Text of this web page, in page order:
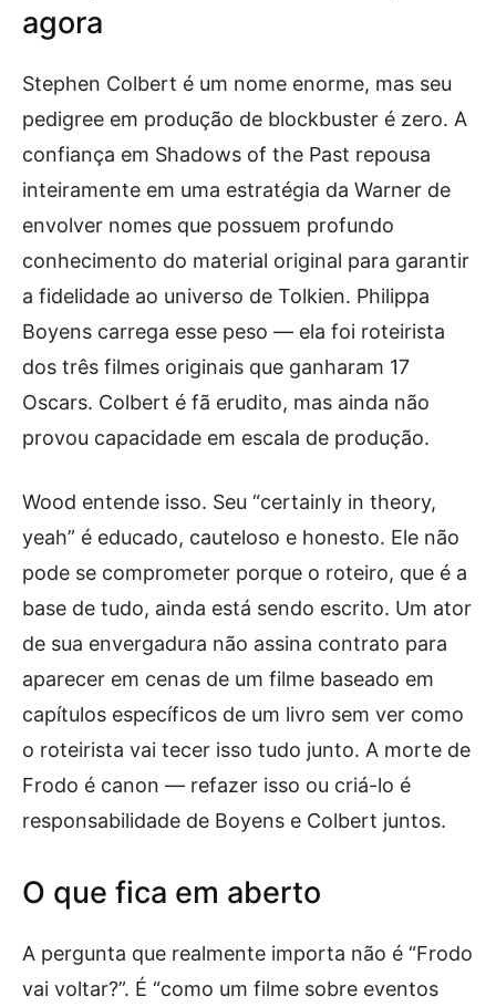
agora
Stephen Colbert é um nome enorme, mas seu
pedigree em produção de blockbuster é zero. A
confiança em Shadows of the Past repousa
inteiramente em uma estratégia da Warner de
envolver nomes que possuem profundo
conhecimento do material original para garantir
a fidelidade ao universo de Tolkien. Philippa
Boyens carrega esse peso — ela foi roteirista
dos três filmes originais que ganharam 17
Oscars. Colbert é fã erudito, mas ainda não
provou capacidade em escala de produção.
Wood entende isso. Seu “certainly in theory,
yeah” é educado, cauteloso e honesto. Ele não
pode se comprometer porque o roteiro, que é a
base de tudo, ainda está sendo escrito. Um ator
de sua envergadura não assina contrato para
aparecer em cenas de um filme baseado em
capítulos específicos de um livro sem ver como
o roteirista vai tecer isso tudo junto. A morte de
Frodo é canon — refazer isso ou criá-lo é
responsabilidade de Boyens e Colbert juntos.
O que fica em aberto
A pergunta que realmente importa não é “Frodo
vai voltar?”. É “como um filme sobre eventos